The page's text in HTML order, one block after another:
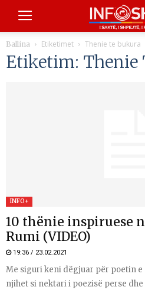
Ballina Etiketimet Thenie te bukura
Etiketim: Thenie
INFO+
10 thënie inspiruese
Rumi (VIDEO)
19:36 / 23.02.2021
Me siguri keni dëgjuar për poetin
njihet si nektari i poezisë perse